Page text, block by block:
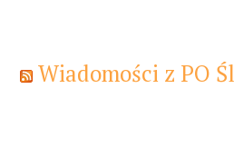
Wiadomości z PO